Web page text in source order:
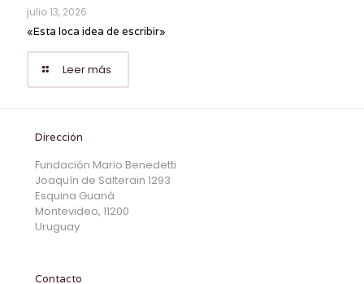
julio 13, 2026
«Esta loca idea de escribir»
Leer más
Dirección
Fundación Mario Benedetti
Joaquín de Salterain 1293
Esquina Guaná
Montevideo, 11200
Uruguay
Contacto